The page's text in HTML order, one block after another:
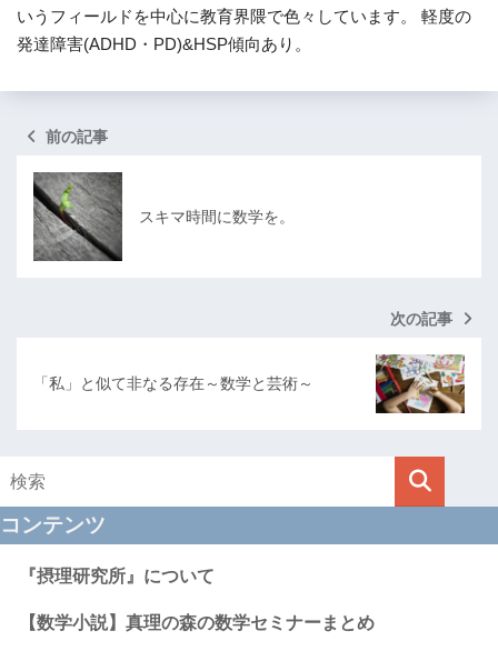
いうフィールドを中心に教育界隈で色々しています。 軽度の
発達障害(ADHD・PD)&HSP傾向あり。
前の記事
スキマ時間に数学を。
次の記事
「私」と似て非なる存在～数学と芸術～
コンテンツ
『摂理研究所』について
【数学小説】真理の森の数学セミナーまとめ